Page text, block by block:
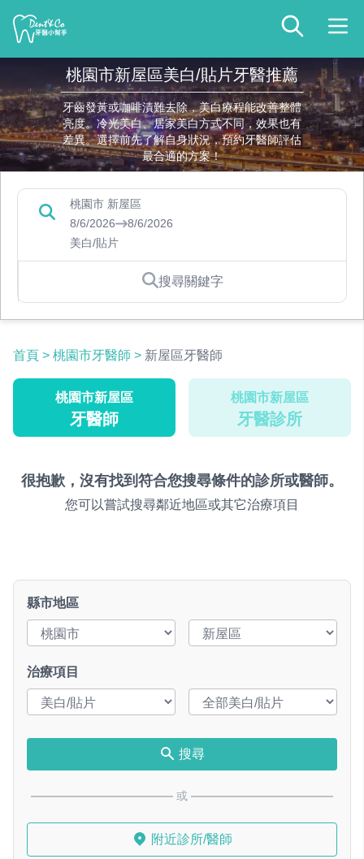
桃園市新屋區美白/貼片牙醫推薦
牙齒發黃或咖啡漬難去除，美白療程能改善整體
亮度。冷光美白、居家美白方式不同，效果也有
差異。選擇前先了解自身狀況，預約牙醫師評估
最合適的方案！
桃園市 新屋區
8/6/2026
8/6/2026
美白/貼片
搜尋關鍵字
首頁 > 桃園市牙醫師 > 新屋區牙醫師
桃園市新屋區
牙醫師
桃園市新屋區
牙醫診所
很抱歉，沒有找到符合您搜尋條件的診所或醫師。
您可以嘗試搜尋鄰近地區或其它治療項目
縣市地區
治療項目
搜尋
或
附近診所/醫師